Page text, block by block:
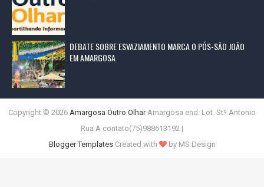
DEBATE SOBRE ESVAZIAMENTO MARCA O PÓS-SÃO JOÃO
EM AMARGOSA
Copyright © 2026 Amargosa Outro OlharAmargosa end: Lot. Stº Antonio
Rua A contato(75)988613192 |
Blogger TemplatesCreated with by MS Design